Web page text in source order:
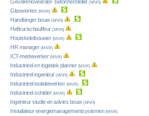
Gevelrenoveerder- betonhersteller (M/V/X)
Glaswerker (M/V/X)
Handlanger bouw (M/V/X)
Heftruckchauffeur (M/V/X)
Houtskeletbouwer (M/V/X)
HR manager (M/V/X)
ICT-medewerker (M/V/X)
Industrieel en logistiek planner (M/V/X)
Industrieel ingenieur (M/V/X)
Industrieel isolatiewerker (M/V/X)
Industrieel schilder (M/V/X)
Ingenieur studie en advies bouw (M/V/X)
Installateur energiemanagementsystemen (M/V/X)